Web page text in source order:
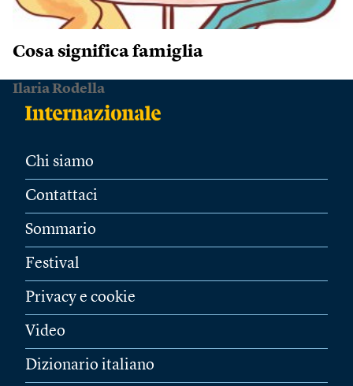
Cosa significa famiglia
Ilaria Rodella
Chi siamo
Contattaci
Sommario
Festival
Privacy e cookie
Video
Dizionario italiano